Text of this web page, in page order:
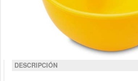
DESCRIPCIÓN